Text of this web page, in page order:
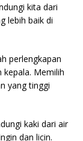
kita dari
lebih baik di
perlengkapan
kepala. Memilih
yang tinggi
kaki dari air
dan licin.